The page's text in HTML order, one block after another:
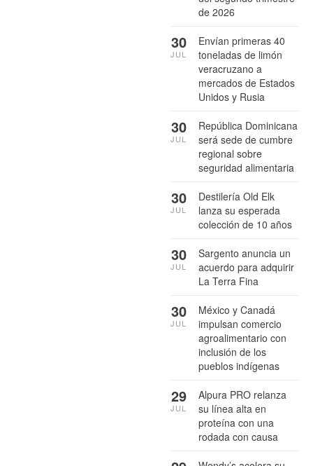
de 2026
Envían primeras 40
toneladas de limón
veracruzano a
mercados de Estados
Unidos y Rusia
30
JUL
República Dominicana
será sede de cumbre
regional sobre
seguridad alimentaria
30
JUL
Destilería Old Elk
lanza su esperada
colección de 10 años
30
JUL
Sargento anuncia un
acuerdo para adquirir
La Terra Fina
30
JUL
México y Canadá
impulsan comercio
agroalimentario con
inclusión de los
pueblos indígenas
30
JUL
Alpura PRO relanza
su línea alta en
proteína con una
rodada con causa
29
JUL